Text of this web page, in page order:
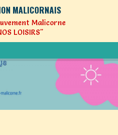
MALICORNAIS
Malicorne
LOISIRS"